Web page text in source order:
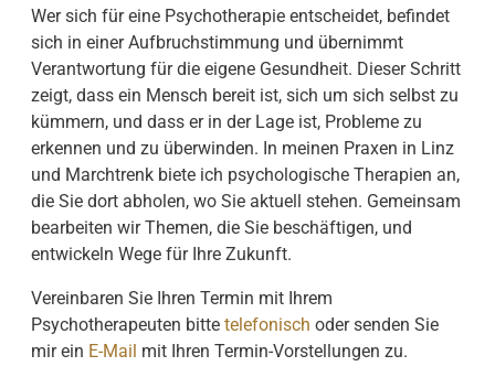
Wer sich für eine Psychotherapie entscheidet, befindet
sich in einer Aufbruchstimmung und übernimmt
Verantwortung für die eigene Gesundheit. Dieser Schritt
zeigt, dass ein Mensch bereit ist, sich um sich selbst zu
kümmern, und dass er in der Lage ist, Probleme zu
erkennen und zu überwinden. In meinen Praxen in Linz
und Marchtrenk biete ich psychologische Therapien an,
die Sie dort abholen, wo Sie aktuell stehen. Gemeinsam
bearbeiten wir Themen, die Sie beschäftigen, und
entwickeln Wege für Ihre Zukunft.
Vereinbaren Sie Ihren Termin mit Ihrem
Psychotherapeuten bitte telefonisch oder senden Sie
mir ein E-Mail mit Ihren Termin-Vorstellungen zu.